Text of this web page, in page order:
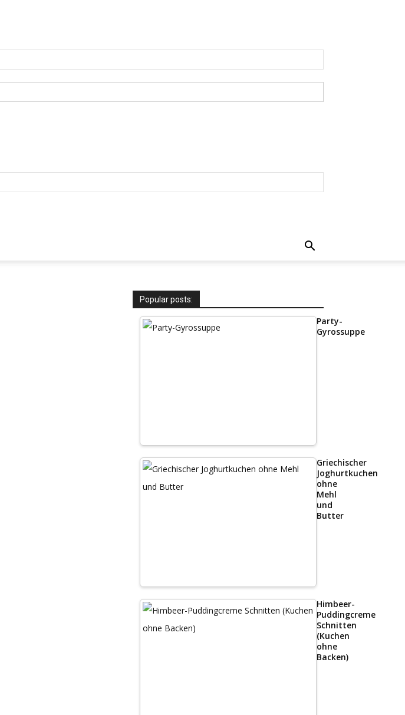
Popular posts:
Party-
Gyrossuppe
Griechischer
Joghurtkuchen
ohne
Mehl
und
Butter
Himbeer-
Puddingcreme
Schnitten
(Kuchen
ohne
Backen)